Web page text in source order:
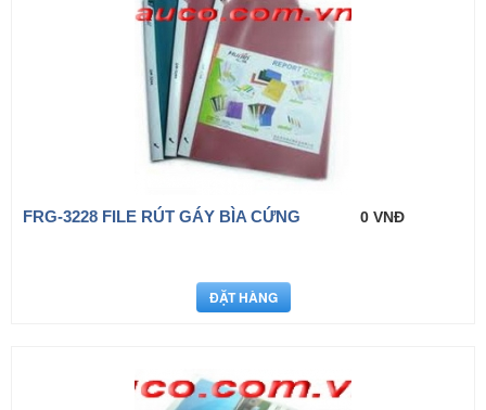
FRG-3228 FILE RÚT GÁY BÌA CỨNG 0 VNĐ